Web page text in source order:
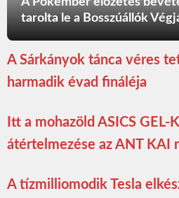
tarolta le a Bosszúállók
A Sárkányok tánca véres
harmadik évad fináléja
Itt a mohazöld ASICS GEL-
átértelmezése az ANT KAI
A tízmilliomodik Tesla